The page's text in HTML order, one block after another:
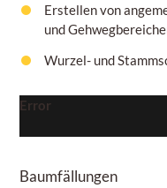
Erstellen von
und
Wurzel- und
Error
Baumfällungen